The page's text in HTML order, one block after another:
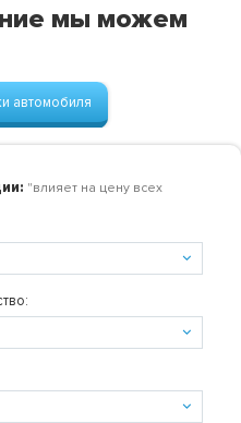
мы можем
автомобиля
"влияет на цену всех